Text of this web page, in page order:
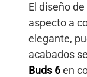
El diseño
aspecto a
elegante,
acabados
Buds 6en